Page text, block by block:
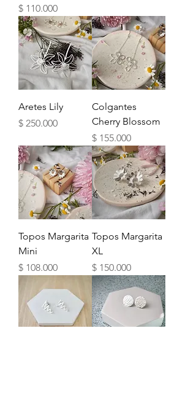
Precio
$ 110.000
Aretes Lily
Precio
$ 250.000
Colgantes
Cherry Blossom
Precio
$ 155.000
Topos Margarita
Mini
Precio
$ 108.000
Topos Margarita
XL
Precio
$ 150.000